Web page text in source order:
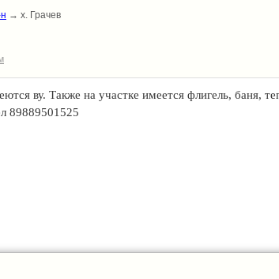
→ х. Грачев
ву. Также на участке имеется флигель, баня,
89889501525